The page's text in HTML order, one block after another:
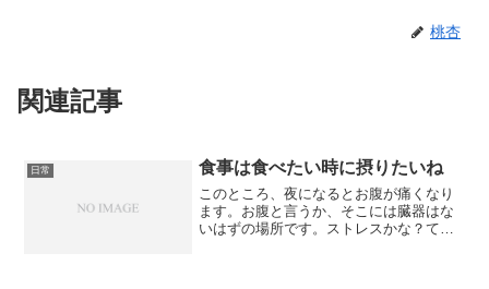
桃杏
関連記事
日常 食事は食べたい時に摂りたいね
このところ、夜になるとお腹が痛くなり
ます。お腹と言うか、そこには臓器はな
いはずの場所です。ストレスかな？て